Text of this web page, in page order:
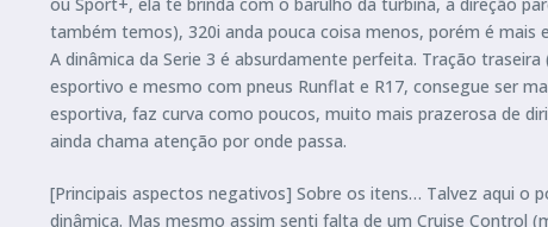
ou Sport+, ela te brinda com o barulho da turbina, a direção
também temos), 320i anda pouca coisa menos, porém é mais
A dinâmica da Serie 3 é absurdamente perfeita. Tração
esportivo e mesmo com pneus Runflat e R17, consegue ser
esportiva, faz curva como poucos, muito mais prazerosa de
ainda chama atenção por onde passa.
[Principais aspectos negativos] Sobre os itens… Talvez aqui o
dinâmica. Mas mesmo assim senti falta de um Cruise Control